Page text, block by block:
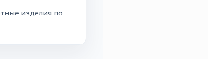
изделия по